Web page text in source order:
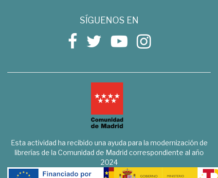
SÍGUENOS EN
Esta actividad ha recibido una ayuda para la modernización de
librerías de la Comunidad de Madrid correspondiente al año
2024